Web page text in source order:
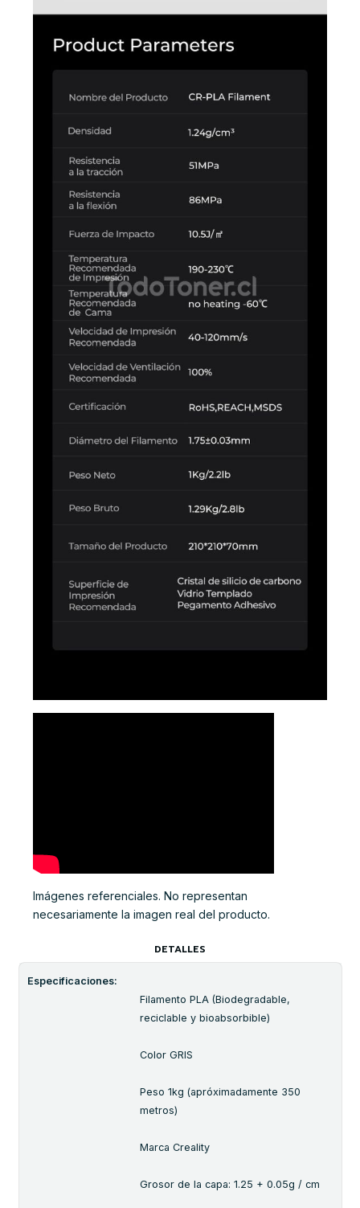
Imágenes referenciales. No representan
necesariamente la imagen real del producto.
DETALLES
Especificaciones:
Filamento PLA (Biodegradable,
reciclable y bioabsorbible)
Color GRIS
Peso 1kg (apróximadamente 350
metros)
Marca Creality
Grosor de la capa: 1.25 + 0.05g / cm